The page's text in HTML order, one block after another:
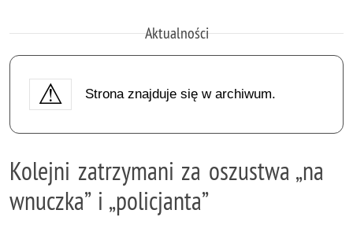
Aktualności
Strona znajduje się w archiwum.
Kolejni zatrzymani za oszustwa „na
wnuczka” i „policjanta”